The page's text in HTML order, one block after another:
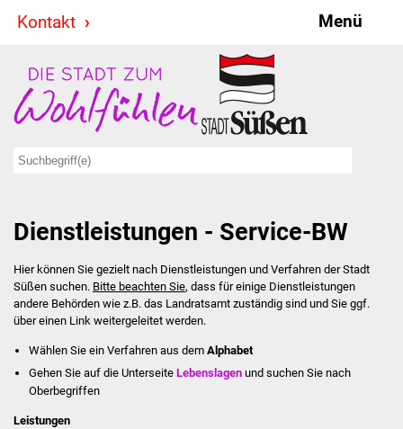
Kontakt Menü
Stadt & Politik
Bürgermeister
Ausschüsse
Ratsinformationssystem
Jugendbeirat
Summerrockfestival
Dienstleistungen - Service-BW
Hier können Sie gezielt nach Dienstleistungen und Verfahren der Stadt
Süßen suchen. Bitte beachten Sie, dass für einige Dienstleistungen
andere Behörden wie z.B. das Landratsamt zuständig sind und Sie ggf.
über einen Link weitergeleitet werden.
Wählen Sie ein Verfahren aus dem Alphabet
Gehen Sie auf die UnterseiteLebenslagen und suchen Sie nach
Oberbegriffen
Leistungen